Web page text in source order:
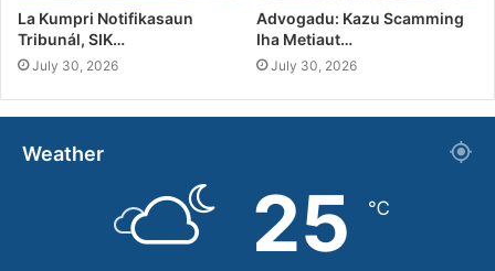
La Kumpri Notifikasaun
Tribunál, SIK…
July 30, 2026
Advogadu: Kazu Scamming
Iha Metiaut…
July 30, 2026
Weather
25 ℃